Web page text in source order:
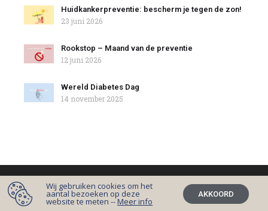
Huidkankerpreventie: bescherm je tegen de zon!
23 juni 2026
Rookstop – Maand van de preventie
12 juni 2026
Wereld Diabetes Dag
14 november 2025
© 2026 Jouw lokale huisapotheker Cookiebeleid
Wij gebruiken cookies om het
aantal bezoeken op deze
website te meten --Meer info
AKKOORD